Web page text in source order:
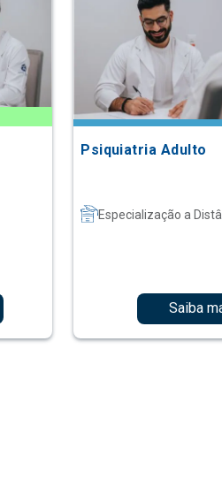
Psiquiatria Adulto
Especialização a
Saiba